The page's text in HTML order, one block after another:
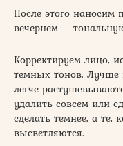
После этого
вечернем –
Корректируем лицо,
темных тонов. Лучше
легче
удалить совсем или
сделать темнее, а те,
высветляются.